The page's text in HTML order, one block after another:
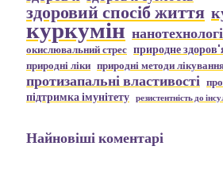
здоровий спосіб життя
куркумін
окислювальний стрес природне
природні ліки природні методи
протизапальні властивості
підтримка імунітету резистентність до
Найновіші коментарі